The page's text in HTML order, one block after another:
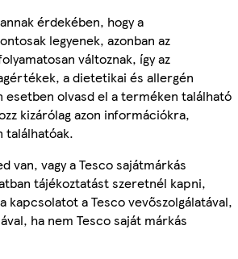
érdekében, hogy a
legyenek, azonban az
változnak, így az
a dietetikai és allergén
esetben olvasd el a terméken található
kizárólag azon információkra,
találhatóak.
van, vagy a Tesco sajátmárkás
tájékoztatást szeretnél kapni,
kapcsolatot a Tesco vevőszolgálatával,
ha nem Tesco saját márkás